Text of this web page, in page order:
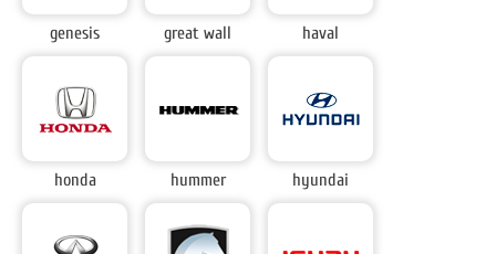
genesis great wall haval
honda hummer hyundai